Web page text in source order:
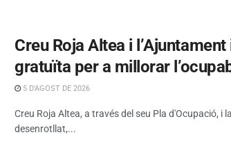
Creu Roja Altea i
gratuïta per a millorar
5 D'AGOST DE 2026
Creu Roja Altea, a través del seu Pla d'Ocupació, i
desenrotllat,...